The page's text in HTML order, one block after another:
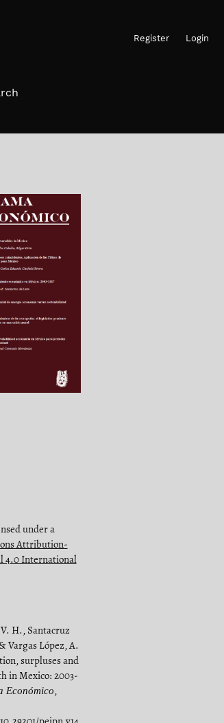
Register Login
under a
Attribution-
4.0 International
H., Santacruz
Vargas López, A.
surpluses and
in Mexico: 2003-
Económico,